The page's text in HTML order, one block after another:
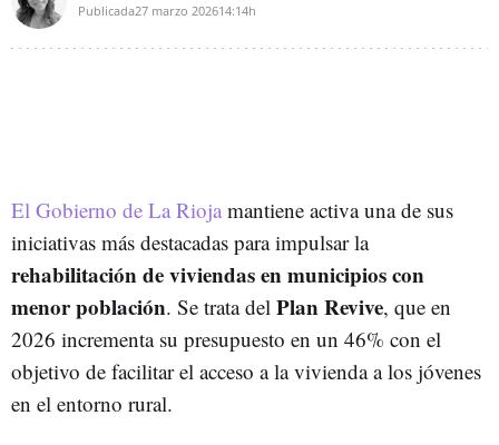
Publicada27 marzo 202614:14h
El Gobierno de La Rioja mantiene activa una de sus
iniciativas más destacadas para impulsar la
rehabilitación de viviendas en municipios con
menor población. Se trata del Plan Revive, que en
2026 incrementa su presupuesto en un 46% con el
objetivo de facilitar el acceso a la vivienda a los jóvenes
en el entorno rural.